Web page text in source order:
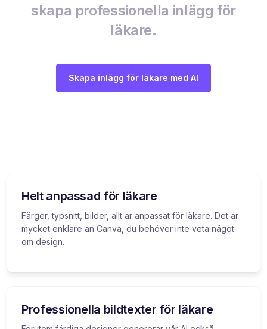
skapa professionella inlägg för
läkare.
Skapa inlägg för läkare med AI
Helt anpassad för läkare
Färger, typsnitt, bilder, allt är anpassat för läkare. Det är
mycket enklare än Canva, du behöver inte veta något
om design.
Professionella bildtexter för läkare